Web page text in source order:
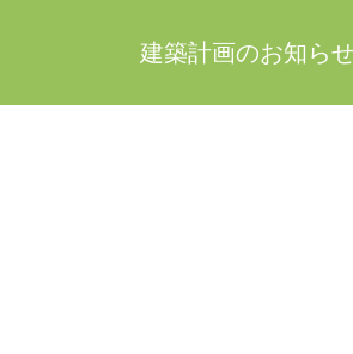
建築計画のお知ら